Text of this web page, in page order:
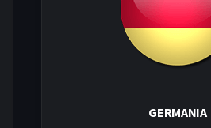
GERMANIA